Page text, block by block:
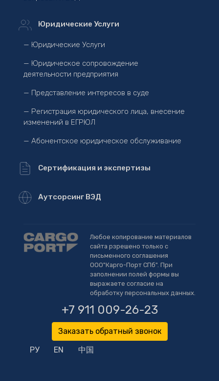
Юридические Услуги
— Юридические Услуги
— Юридическое сопровождение
деятельности предприятия
— Представление интересов в суде
— Регистрация юридического лица, внесение
изменений в ЕГРЮЛ
— Абонентское юридическое обслуживание
Сертификация и экспертизы
Аутсорсинг ВЭД
Любое копирование материалов
сайта рзрешено только с
письменного соглашения
ООО"Карго-Порт СПб". При
заполнении полей формы вы
выражаете согласие на
обработку персональных данных.
+7 911 009-26-23
Заказать обратный звонок
РУ
EN 中国